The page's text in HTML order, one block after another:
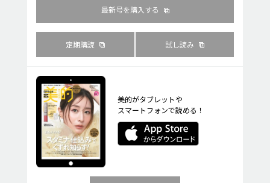
最新号を購入する
定期購読 試し読み
美的がタブレットや
スマートフォンで読める！